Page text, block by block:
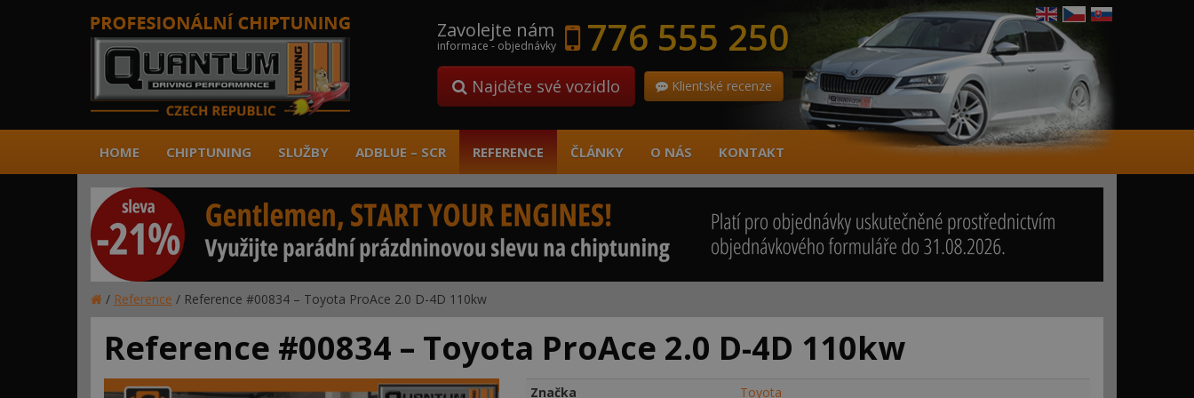
Zavolejte nám
informace - objednávky 776 555 250
Najděte své vozidlo Klientské recenze
HOME CHIPTUNING SLUŽBY ADBLUE – SCR REFERENCE ČLÁNKY O NÁS KONTAKT
/ Reference / Reference #00834 – Toyota ProAce 2.0 D-4D 110kw
Reference #00834 – Toyota ProAce 2.0 D-4D 110kw
Značka
Toyota